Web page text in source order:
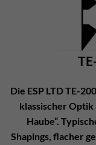
Die ESP LTD TE-
klassischer
Haube“.
Shapings, flacher